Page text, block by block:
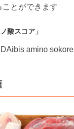
とができます
酸スコア」
amino sokore